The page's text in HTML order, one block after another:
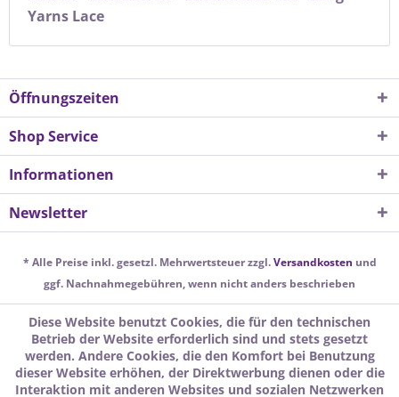
Yarns Lace
Öffnungszeiten
Shop Service
Informationen
Newsletter
* Alle Preise inkl. gesetzl. Mehrwertsteuer zzgl.Versandkosten und
ggf. Nachnahmegebühren, wenn nicht anders beschrieben
Diese Website benutzt Cookies, die für den technischen
Betrieb der Website erforderlich sind und stets gesetzt
werden. Andere Cookies, die den Komfort bei Benutzung
dieser Website erhöhen, der Direktwerbung dienen oder die
Interaktion mit anderen Websites und sozialen Netzwerken